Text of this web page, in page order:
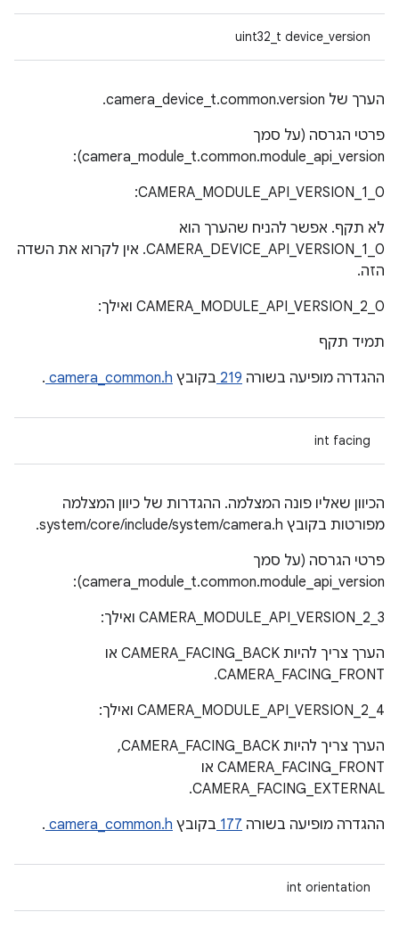
uint32_t device_version
הערך של camera_device_t.common.version.
פרטי הגרסה (על סמך
camera_module_t.common.module_api_version):
CAMERA_MODULE_API_VERSION_1_0:
לא תקף. אפשר להניח שהערך הוא
CAMERA_DEVICE_API_VERSION_1_0. אין לקרוא את השדה
הזה.
CAMERA_MODULE_API_VERSION_2_0 ואילך:
תמיד תקף
ההגדרה מופיעה בשורה 219 בקובץ camera_common.h
.
int facing
הכיוון שאליו פונה המצלמה. ההגדרות של כיוון המצלמה
מפורטות בקובץ system/core/include/system/camera.h.
פרטי הגרסה (על סמך
camera_module_t.common.module_api_version):
CAMERA_MODULE_API_VERSION_2_3 ואילך:
הערך צריך להיות CAMERA_FACING_BACK או
CAMERA_FACING_FRONT.
CAMERA_MODULE_API_VERSION_2_4 ואילך:
הערך צריך להיות CAMERA_FACING_BACK, ‏
CAMERA_FACING_FRONT או
CAMERA_FACING_EXTERNAL.
ההגדרה מופיעה בשורה 177 בקובץ camera_common.h
.
int orientation